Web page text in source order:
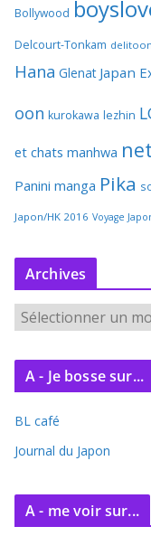
Bollywood
Delcourt-Tonkam delitoon
Hana Glenat Japan
oon kurokawa lezhin
et chats manhwa
Panini manga Pika
Japon/HK 2016 Voyage
Archives
c
v
e
A - Je bosse sur...
BL café
Journal du Japon
A - me voir sur...